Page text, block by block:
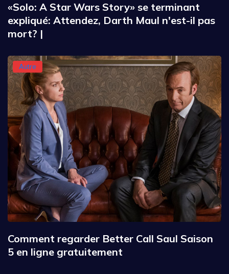
«Solo: A Star Wars Story» se terminant
expliqué: Attendez, Darth Maul n'est-il pas
mort? |
Autre
Comment regarder Better Call Saul Saison
5 en ligne gratuitement